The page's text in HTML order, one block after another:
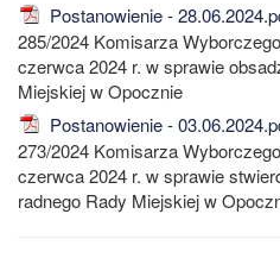
Postanowienie -
285/2024 Komisarza
czerwca 2024 r. w sprawie
Miejskiej w Opocznie
Postanowienie -
273/2024 Komisarza
czerwca 2024 r. w sprawie
radnego Rady Miejskiej w